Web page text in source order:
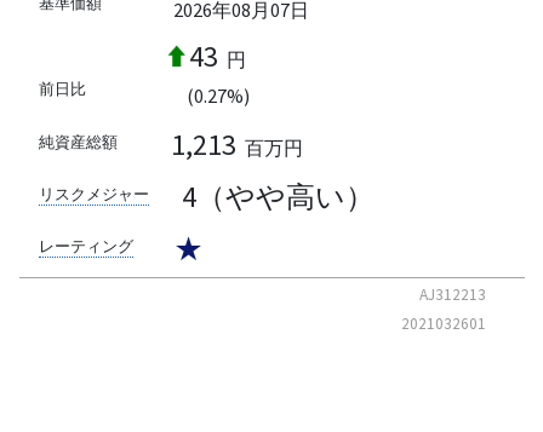
2026年08月07日
前日比
43 円
(0.27%)
純資産総額 1,213 百万円
リスクメジャー 4（やや高い）
レーティング ★
AJ312213
2021032601